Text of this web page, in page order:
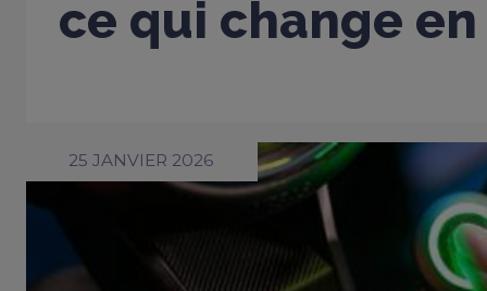
ce qui change
25 JANVIER 2026